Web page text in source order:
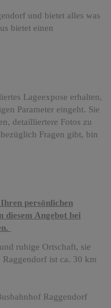
und bietet alles was
bietet einen
Lageexpose erhalten,
Parameter eingeht. Sie
detailliertere Fotos zu
Fragen gibt, bin
persönlichen
diesem Angebot bei
ruhige Ortschaft, sie
ist ca. 30 km
Raggendorf